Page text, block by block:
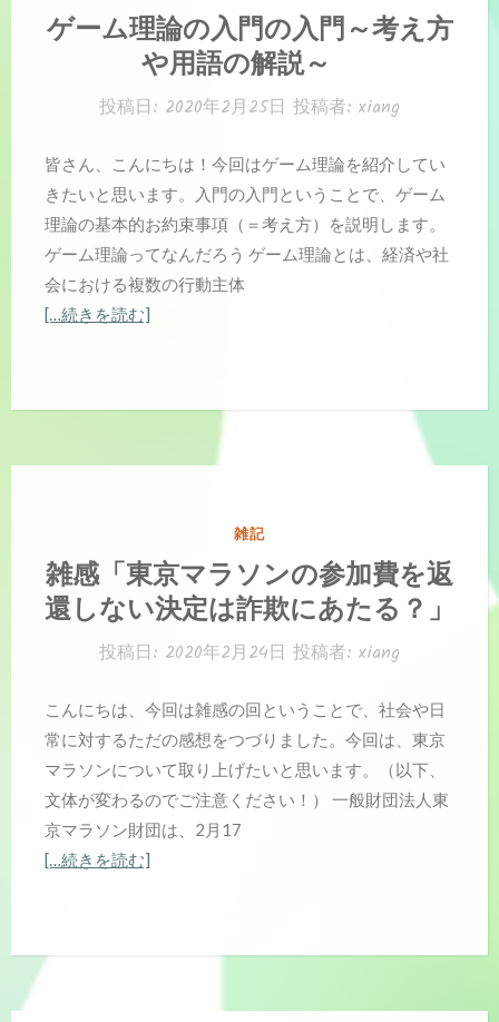
ゴ
リ
ゲーム理論の入門の入門～考え方
や用語の解説～
投稿日: 2020年2月25日 投稿者: xiang
皆さん、こんにちは！今回はゲーム理論を紹介してい
きたいと思います。入門の入門ということで、ゲーム
理論の基本的お約束事項（＝考え方）を説明します。
ゲーム理論ってなんだろう ゲーム理論とは、経済や社
会における複数の行動主体
[…続きを読む]
カ
ゴ
リ
雑記
雑感「東京マラソンの参加費を返
還しない決定は詐欺にあたる？」
投稿日: 2020年2月24日 投稿者: xiang
こんにちは、今回は雑感の回ということで、社会や日
常に対するただの感想をつづりました。今回は、東京
マラソンについて取り上げたいと思います。（以下、
文体が変わるのでご注意ください！） 一般財団法人東
京マラソン財団は、2月17
[…続きを読む]